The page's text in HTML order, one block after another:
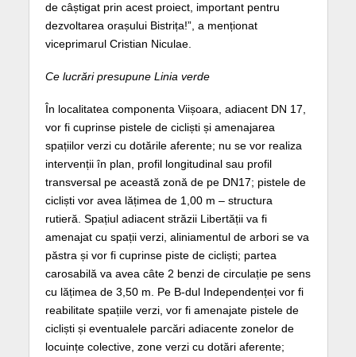
de câștigat prin acest proiect, important pentru
dezvoltarea orașului Bistrița!”, a menționat
viceprimarul Cristian Niculae.
Ce lucrări presupune Linia verde
În localitatea componenta Viișoara, adiacent DN 17,
vor fi cuprinse pistele de cicliști și amenajarea
spațiilor verzi cu dotările aferente; nu se vor realiza
intervenții în plan, profil longitudinal sau profil
transversal pe această zonă de pe DN17; pistele de
cicliști vor avea lățimea de 1,00 m – structura
rutieră. Spațiul adiacent străzii Libertății va fi
amenajat cu spații verzi, aliniamentul de arbori se va
păstra și vor fi cuprinse piste de cicliști; partea
carosabilă va avea câte 2 benzi de circulație pe sens
cu lățimea de 3,50 m. Pe B-dul Independenței vor fi
reabilitate spațiile verzi, vor fi amenajate pistele de
cicliști și eventualele parcări adiacente zonelor de
locuințe colective, zone verzi cu dotări aferente;